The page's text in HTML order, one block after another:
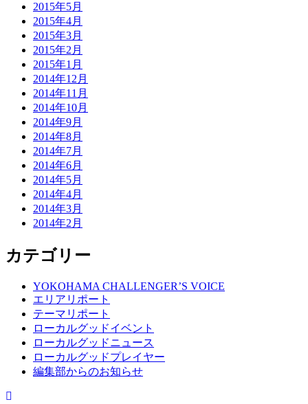
2015年5月
2015年4月
2015年3月
2015年2月
2015年1月
2014年12月
2014年11月
2014年10月
2014年9月
2014年8月
2014年7月
2014年6月
2014年5月
2014年4月
2014年3月
2014年2月
カテゴリー
YOKOHAMA CHALLENGER’S VOICE
エリアリポート
テーマリポート
ローカルグッドイベント
ローカルグッドニュース
ローカルグッドプレイヤー
編集部からのお知らせ